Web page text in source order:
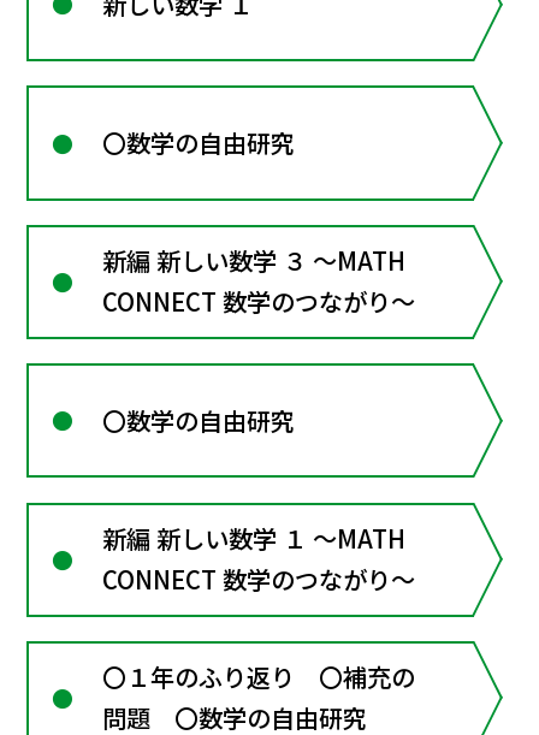
〇数学の自由研究
新編 新しい数学 ３ ～MATH
CONNECT 数学のつながり～
〇数学の自由研究
新編 新しい数学 １ ～MATH
CONNECT 数学のつながり～
〇１年のふり返り 〇補充の
問題 〇数学の自由研究